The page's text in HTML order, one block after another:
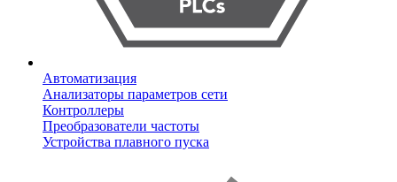
Автоматизация
Анализаторы параметров сети
Контроллеры
Преобразователи частоты
Устройства плавного пуска